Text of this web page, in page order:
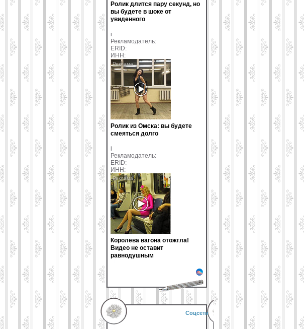
Ролик длится пару секунд, но
вы будете в шоке от
увиденного
i
Рекламодатель:
ERID:
ИНН:
Ролик из Омска: вы будете
смеяться долго
i
Рекламодатель:
ERID:
ИНН:
Королева вагона отожгла!
Видео не оставит
равнодушным
Соцсети